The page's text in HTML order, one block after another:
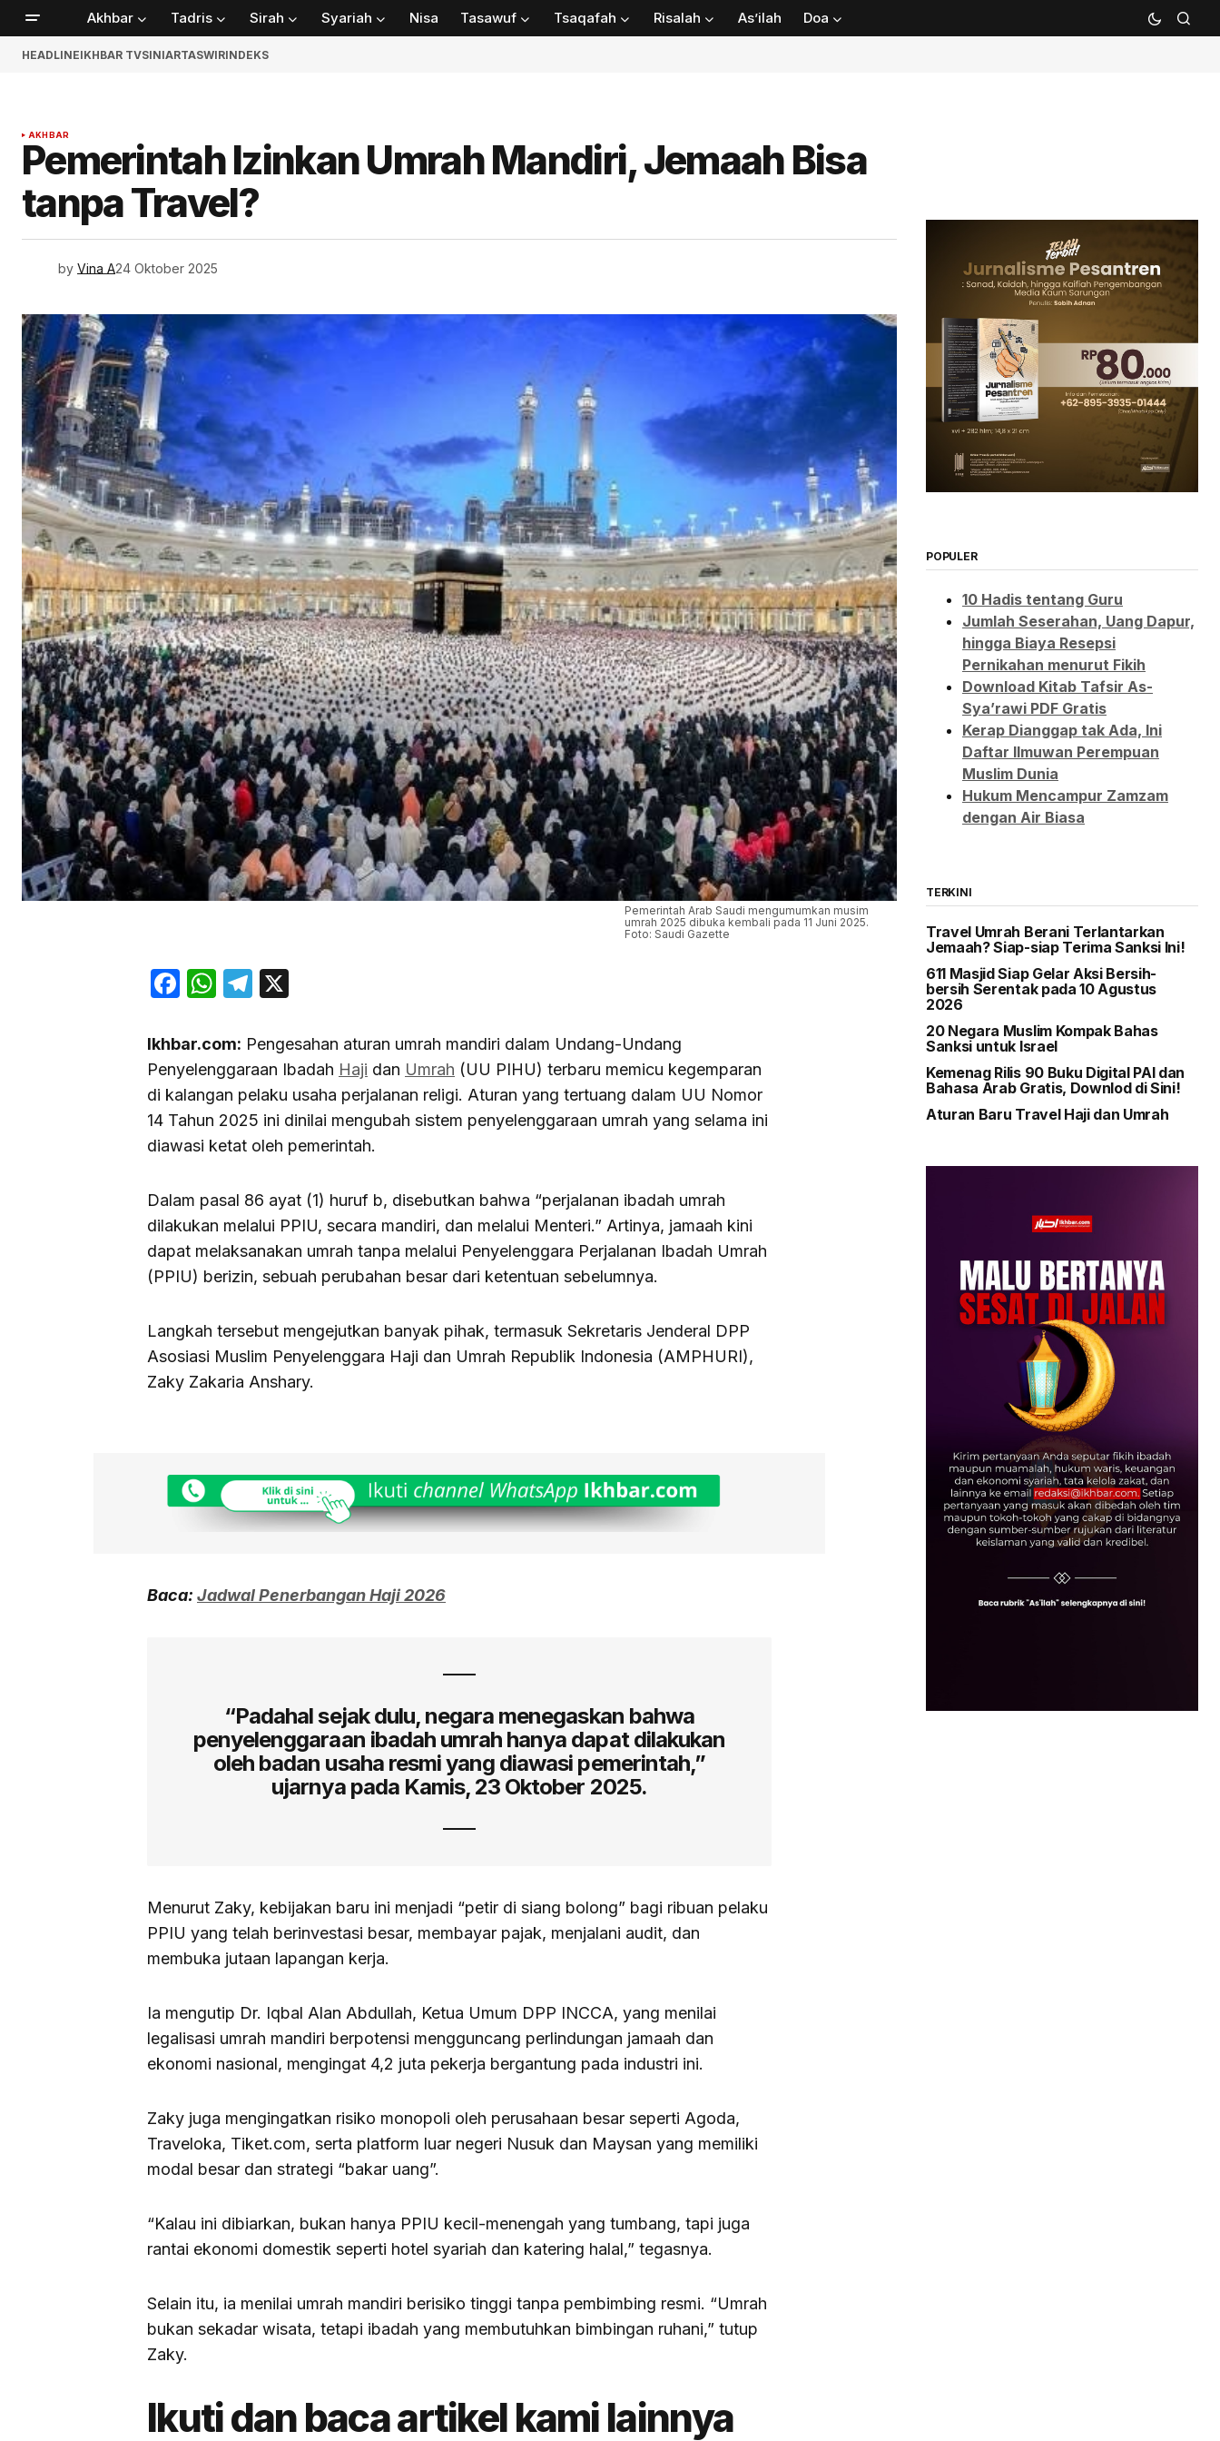
Akhbar Tadris Sirah Syariah Nisa Tasawuf Tsaqafah Risalah As’ilah Doa
HEADLINEIKHBAR TVSINIARTASWIRINDEKS
AKHBAR
Pemerintah Izinkan Umrah Mandiri, Jemaah Bisa
tanpa Travel?
by Vina A24 Oktober 2025
Pemerintah Arab Saudi mengumumkan musim
umrah 2025 dibuka kembali pada 11 Juni 2025.
Foto: Saudi Gazette
Facebook
WhatsApp
Telegram
Ikhbar.com: Pengesahan aturan umrah mandiri dalam Undang-Undang
Penyelenggaraan Ibadah Haji dan Umrah (UU PIHU) terbaru memicu kegemparan
di kalangan pelaku usaha perjalanan religi. Aturan yang tertuang dalam UU Nomor
14 Tahun 2025 ini dinilai mengubah sistem penyelenggaraan umrah yang selama ini
diawasi ketat oleh pemerintah.
Dalam pasal 86 ayat (1) huruf b, disebutkan bahwa “perjalanan ibadah umrah
dilakukan melalui PPIU, secara mandiri, dan melalui Menteri.” Artinya, jamaah kini
dapat melaksanakan umrah tanpa melalui Penyelenggara Perjalanan Ibadah Umrah
(PPIU) berizin, sebuah perubahan besar dari ketentuan sebelumnya.
Langkah tersebut mengejutkan banyak pihak, termasuk Sekretaris Jenderal DPP
Asosiasi Muslim Penyelenggara Haji dan Umrah Republik Indonesia (AMPHURI),
Zaky Zakaria Anshary.
Baca: Jadwal Penerbangan Haji 2026
“Padahal sejak dulu, negara menegaskan bahwa
penyelenggaraan ibadah umrah hanya dapat dilakukan
oleh badan usaha resmi yang diawasi pemerintah,”
ujarnya pada Kamis, 23 Oktober 2025.
Menurut Zaky, kebijakan baru ini menjadi “petir di siang bolong” bagi ribuan pelaku
PPIU yang telah berinvestasi besar, membayar pajak, menjalani audit, dan
membuka jutaan lapangan kerja.
Ia mengutip Dr. Iqbal Alan Abdullah, Ketua Umum DPP INCCA, yang menilai
legalisasi umrah mandiri berpotensi mengguncang perlindungan jamaah dan
ekonomi nasional, mengingat 4,2 juta pekerja bergantung pada industri ini.
Zaky juga mengingatkan risiko monopoli oleh perusahaan besar seperti Agoda,
Traveloka, Tiket.com, serta platform luar negeri Nusuk dan Maysan yang memiliki
modal besar dan strategi “bakar uang”.
“Kalau ini dibiarkan, bukan hanya PPIU kecil-menengah yang tumbang, tapi juga
rantai ekonomi domestik seperti hotel syariah dan katering halal,” tegasnya.
Selain itu, ia menilai umrah mandiri berisiko tinggi tanpa pembimbing resmi. “Umrah
bukan sekadar wisata, tetapi ibadah yang membutuhkan bimbingan ruhani,” tutup
Zaky.
Ikuti dan baca artikel kami lainnya
POPULER
10 Hadis tentang Guru
Jumlah Seserahan, Uang Dapur,
hingga Biaya Resepsi
Pernikahan menurut Fikih
Download Kitab Tafsir As-
Sya’rawi PDF Gratis
Kerap Dianggap tak Ada, Ini
Daftar Ilmuwan Perempuan
Muslim Dunia
Hukum Mencampur Zamzam
dengan Air Biasa
TERKINI
Travel Umrah Berani Terlantarkan
Jemaah? Siap-siap Terima Sanksi Ini!
611 Masjid Siap Gelar Aksi Bersih-
bersih Serentak pada 10 Agustus
2026
20 Negara Muslim Kompak Bahas
Sanksi untuk Israel
Kemenag Rilis 90 Buku Digital PAI dan
Bahasa Arab Gratis, Downlod di Sini!
Aturan Baru Travel Haji dan Umrah